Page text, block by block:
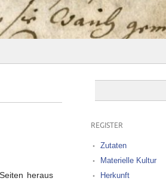
heraus
REGISTER
Zutaten
Materielle Kultur
Herkunft